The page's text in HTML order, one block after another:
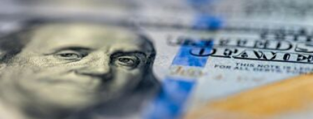
Яким буде курс валюти в обмінниках
6.08.2026 22:58
Українцям обіцяють по 850 грн від
мобільних операторів: що не так з
цими повідомленнями